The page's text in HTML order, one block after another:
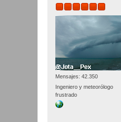
Mensajes: 42.350
Ingeniero y meteorólogo
frustrado